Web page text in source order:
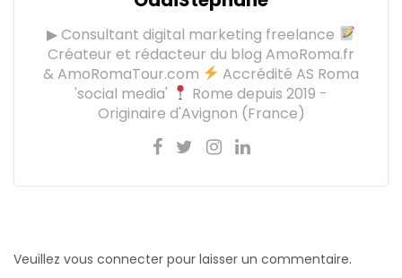
▶ Consultant digital marketing freelance
Créateur et rédacteur du blog AmoRoma.fr
& AmoRomaTour.com
Accrédité AS Roma
'social media'
Rome depuis 2019 -
Originaire d'Avignon (France)
Veuillez vous connecter pour laisser un commentaire.